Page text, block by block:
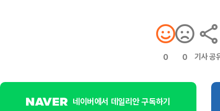
0 0 기사 공
네이버에서 데일리안 구독하기